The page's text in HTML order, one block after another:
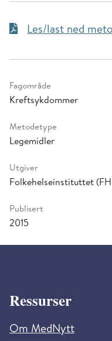
Les/last ned
Fagområde
Kreftsykdommer
Metodetype
Legemidler
Utgiver
Folkehelseinstituttet
Publisert
2015
Ressurser
Om MedNytt